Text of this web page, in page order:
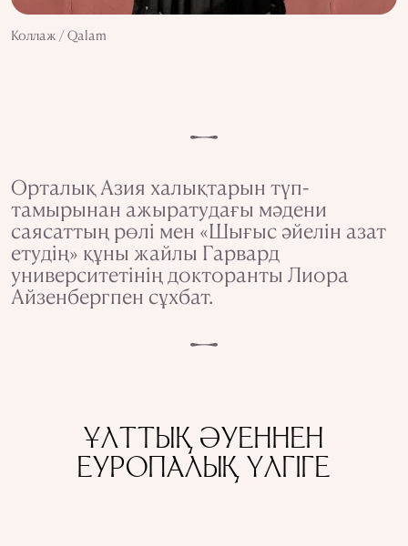
Коллаж / Qalam
Орталық Азия халықтарын түп-
тамырынан ажыратудағы мәдени
саясаттың рөлі мен «Шығыс әйелін азат
етудің» құны жайлы Гарвард
университетінің докторанты Лиора
Айзенбергпен сұхбат.
ҰЛТТЫҚ ӘУЕННЕН
ЕУРОПАЛЫҚ ҮЛГІГЕ